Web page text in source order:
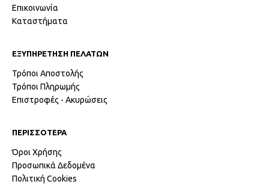
Επικοινωνία
Καταστήματα
ΕΞΥΠΗΡΕΤΗΣΗ ΠΕΛΑΤΩΝ
Τρόποι Αποστολής
Τρόποι Πληρωμής
Επιστροφές - Ακυρώσεις
ΠΕΡΙΣΣΟΤΕΡΑ
Όροι Χρήσης
Προσωπικά Δεδομένα
Πολιτική Cookies